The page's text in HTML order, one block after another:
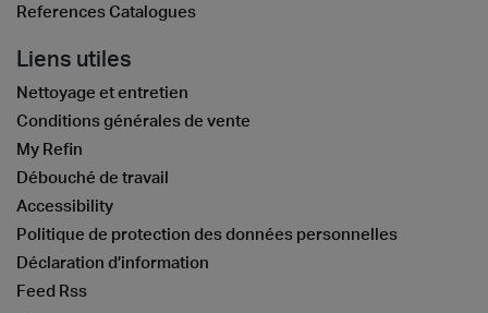
References Catalogues
Liens utiles
Nettoyage et entretien
Conditions générales de vente
My Refin
Débouché de travail
Accessibility
Politique de protection des données personnelles
Déclaration d’information
Feed Rss